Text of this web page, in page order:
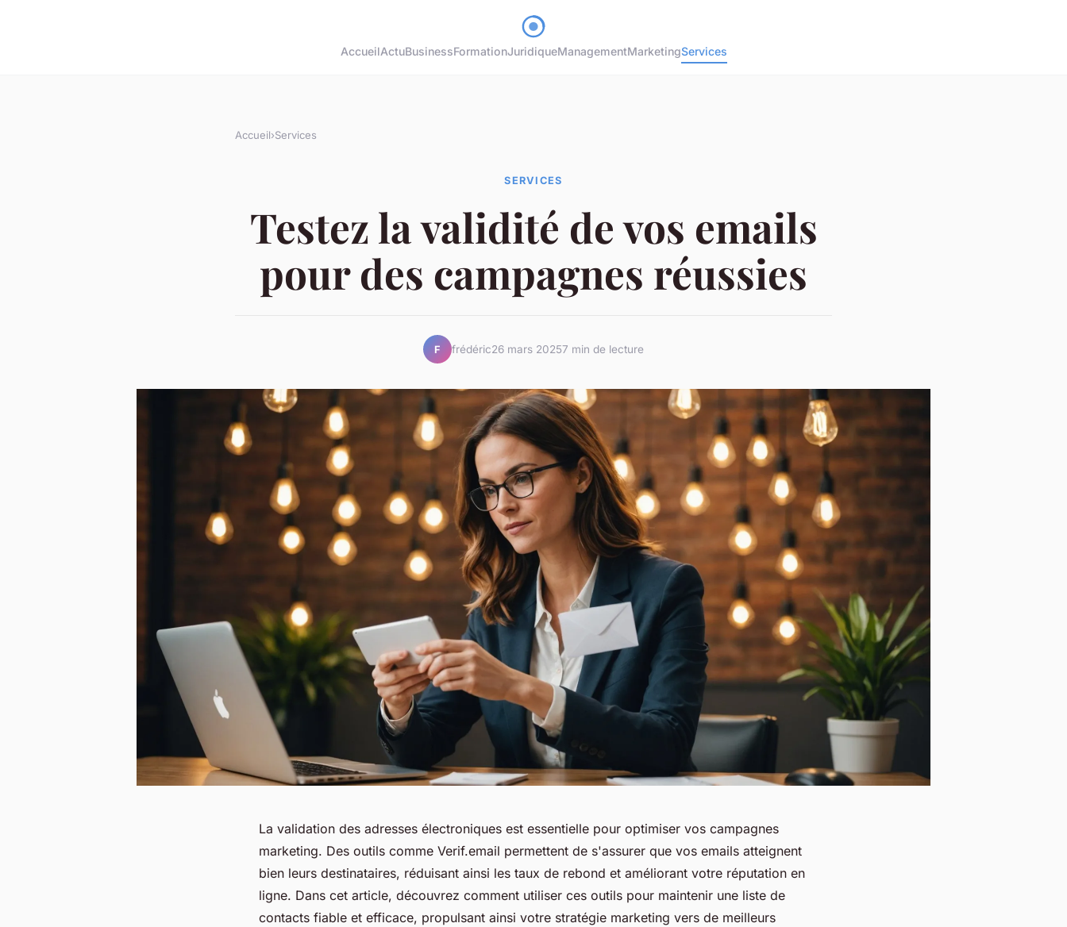
AccueilActuBusinessFormationJuridiqueManagementMarketingServices
Accueil›Services
SERVICES
Testez la validité de vos emails
pour des campagnes réussies
F frédéric26 mars 20257 min de lecture
La validation des adresses électroniques est essentielle pour optimiser vos campagnes
marketing. Des outils comme Verif.email permettent de s'assurer que vos emails atteignent
bien leurs destinataires, réduisant ainsi les taux de rebond et améliorant votre réputation en
ligne. Dans cet article, découvrez comment utiliser ces outils pour maintenir une liste de
contacts fiable et efficace, propulsant ainsi votre stratégie marketing vers de meilleurs